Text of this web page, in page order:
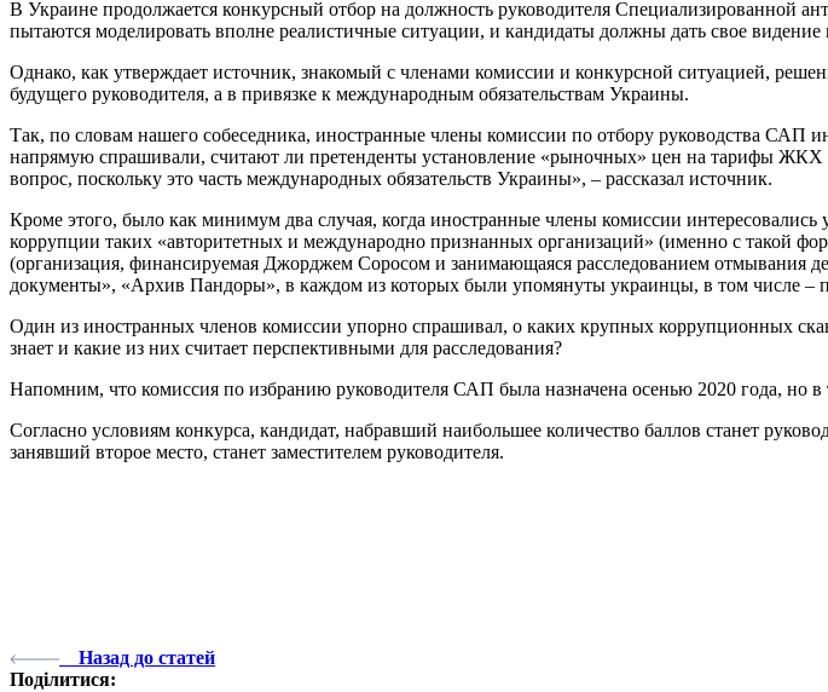
В Украине продолжается конкурсный отбор на должность руководителя
пытаются моделировать вполне реалистичные ситуации, и кандидаты должны дать свое
Однако, как утверждает источник, знакомый с членами комиссии и конкурсной ситуацией,
будущего руководителя, а в привязке к международным обязательствам Украины.
Так, по словам нашего собеседника, иностранные члены комиссии по отбору руководства
напрямую спрашивали, считают ли претенденты установление «рыночных» цен на тарифы
вопрос, поскольку это часть международных обязательств Украины», – рассказал источник.
Кроме этого, было как минимум два случая, когда иностранные члены комиссии
коррупции таких «авторитетных и международно признанных организаций» (именно с такой
(организация, финансируемая Джорджем Соросом и занимающаяся расследованием отмывания
документы», «Архив Пандоры», в каждом из которых были упомянуты украинцы, в том числе –
Один из иностранных членов комиссии упорно спрашивал, о каких крупных коррупционных
знает и какие из них считает перспективными для расследования?
Напомним, что комиссия по избранию руководителя САП была назначена осенью 2020 года, но
Согласно условиям конкурса, кандидат, набравший наибольшее количество баллов станет
занявший второе место, станет заместителем руководителя.
Назад до статей
Поділитися: